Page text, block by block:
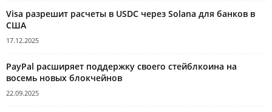
Visa разрешит расчеты в USDC через Solana для банков в
США
17.12.2025
PayPal расширяет поддержку своего стейблкоина на
восемь новых блокчейнов
22.09.2025